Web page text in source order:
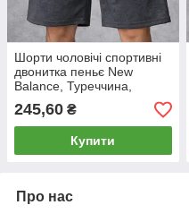
Шорти чоловічі спортивні
двонитка пеньє New
Balance, Туреччина,
розміри 46-54, темно-сірі,
12315
245,60 ₴
Купити
Про нас